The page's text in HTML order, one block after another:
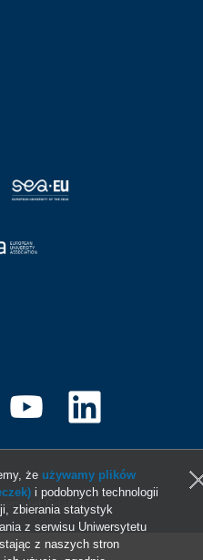
Gdański
że używamy plików
i podobnych technologii
zbierania statystyk
z serwisu Uniwersytetu
z naszych stron